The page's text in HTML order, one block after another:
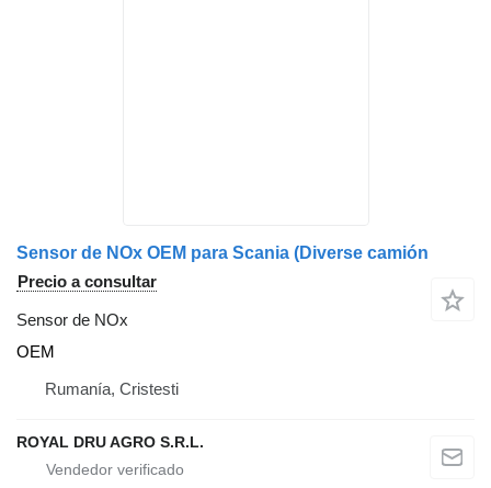
Sensor de NOx OEM para Scania (Diverse camión
Precio a consultar
Sensor de NOx
OEM
Rumanía, Cristesti
ROYAL DRU AGRO S.R.L.